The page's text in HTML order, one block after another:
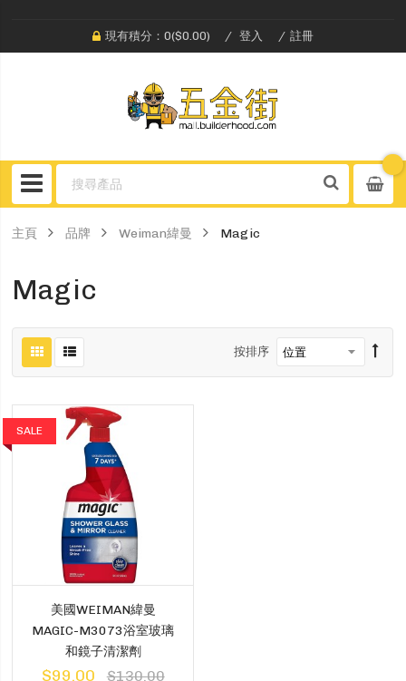
現有積分：0($0.00) 登入 註冊
主頁 品牌 Weiman緯曼 Magic
Magic
按排序
SALE
美國WEIMAN緯曼
MAGIC-M3073浴室玻璃
和鏡子清潔劑
$99.00 $130.00